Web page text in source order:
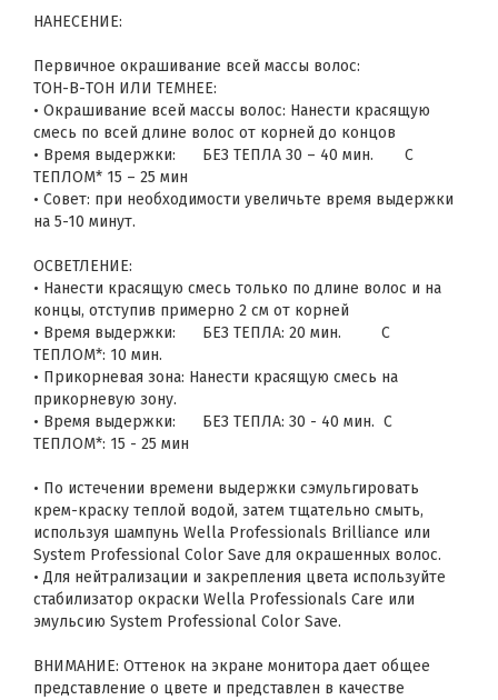
НАНЕСЕНИЕ:
Первичное окрашивание всей массы волос:
ТОН-В-ТОН ИЛИ ТЕМНЕЕ:
• Окрашивание всей массы волос: Нанести красящую
смесь по всей длине волос от корней до концов
• Время выдержки: БЕЗ ТЕПЛА 30 – 40 мин. С
ТЕПЛОМ* 15 – 25 мин
• Совет: при необходимости увеличьте время выдержки
на 5-10 минут.
ОСВЕТЛЕНИЕ:
• Нанести красящую смесь только по длине волос и на
концы, отступив примерно 2 см от корней
• Время выдержки: БЕЗ ТЕПЛА: 20 мин. С
ТЕПЛОМ*: 10 мин.
• Прикорневая зона: Нанести красящую смесь на
прикорневую зону.
• Время выдержки: БЕЗ ТЕПЛА: 30 - 40 мин. С
ТЕПЛОМ*: 15 - 25 мин
• По истечении времени выдержки сэмульгировать
крем-краску теплой водой, затем тщательно смыть,
используя шампунь Wella Professionals Brilliance или
System Professional Color Save для окрашенных волос.
• Для нейтрализации и закрепления цвета используйте
стабилизатор окраски Wella Professionals Care или
эмульсию System Professional Color Save.
ВНИМАНИЕ: Оттенок на экране монитора дает общее
представление о цвете и представлен в качестве